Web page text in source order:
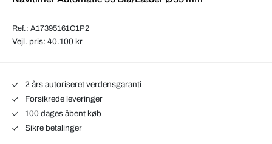
Ref.: A17395161C1P2
Vejl. pris: 40.100 kr
2 års autoriseret verdensgaranti
Forsikrede leveringer
100 dages åbent køb
Sikre betalinger